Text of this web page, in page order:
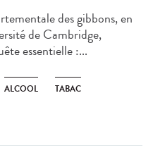
des gibbons, en
de Cambridge,
essentielle :...
ALCOOL TABAC